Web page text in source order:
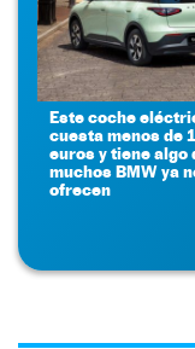
Este coche
cuesta menos de
euros y tiene algo
muchos BMW ya
ofrecen